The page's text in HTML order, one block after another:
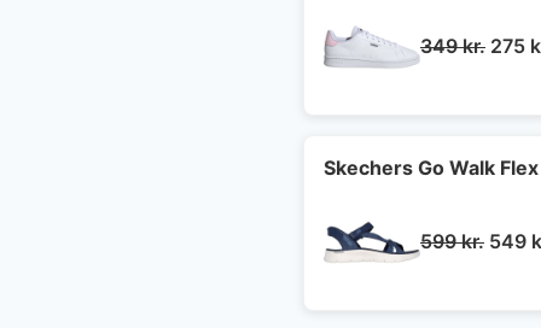
349kr. Den
349
275
Skechers Go Walk
599kr. Den
549